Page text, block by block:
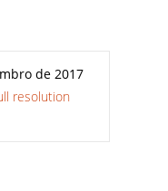
de 2017
resolution